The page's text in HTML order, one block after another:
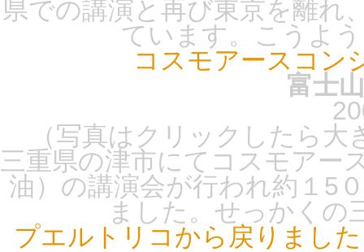
県での講演と再び東京を離れ
ています。こうよ
コスモアースコン
富士
（写真はクリックしたら大
三重県の津市にてコスモアー
油）の講演会が行われ約１5
ました。せっかくの
プエルトリコから戻りまし